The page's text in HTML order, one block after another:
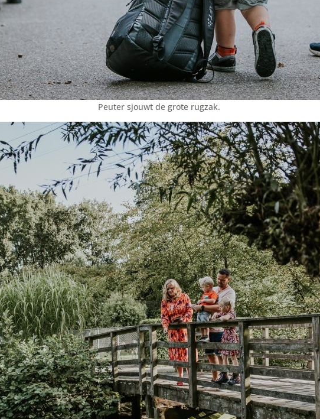
Peuter sjouwt de grote rugzak.